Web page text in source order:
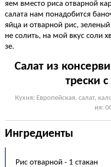
яем вместо риса отварной
салата нам понадобится
яйца и отварной рис,
не солить, на мой вкус соли
зе.
Салат из
трески
Кухня: Европейская, cалат,
ия:
Ингредиенты
Рис отварной - 1 стакан